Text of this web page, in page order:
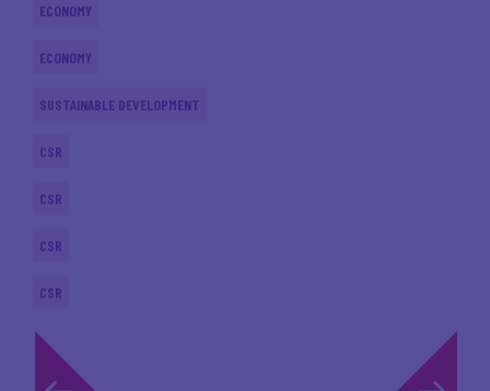
ECONOMY
ECONOMY
SUSTAINABLE DEVELOPMENT
CSR
CSR
CSR
CSR